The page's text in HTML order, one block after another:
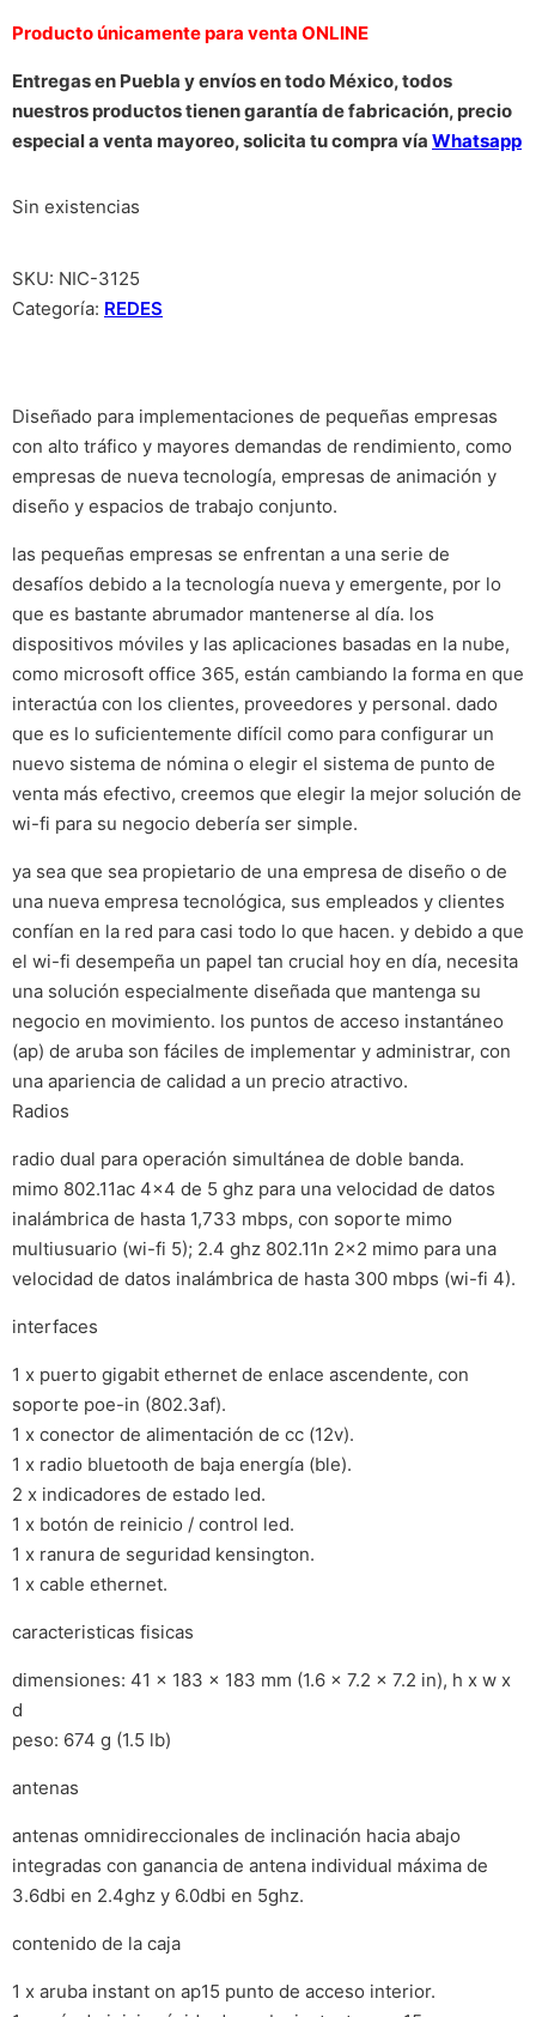
Producto únicamente para venta ONLINE
Entregas en Puebla y envíos en todo México, todos
nuestros productos tienen garantía de fabricación, precio
especial a venta mayoreo, solicita tu compra vía Whatsapp
Sin existencias
SKU: NIC-3125
Categoría: REDES
Diseñado para implementaciones de pequeñas empresas
con alto tráfico y mayores demandas de rendimiento, como
empresas de nueva tecnología, empresas de animación y
diseño y espacios de trabajo conjunto.
las pequeñas empresas se enfrentan a una serie de
desafíos debido a la tecnología nueva y emergente, por lo
que es bastante abrumador mantenerse al día. los
dispositivos móviles y las aplicaciones basadas en la nube,
como microsoft office 365, están cambiando la forma en que
interactúa con los clientes, proveedores y personal. dado
que es lo suficientemente difícil como para configurar un
nuevo sistema de nómina o elegir el sistema de punto de
venta más efectivo, creemos que elegir la mejor solución de
wi-fi para su negocio debería ser simple.
ya sea que sea propietario de una empresa de diseño o de
una nueva empresa tecnológica, sus empleados y clientes
confían en la red para casi todo lo que hacen. y debido a que
el wi-fi desempeña un papel tan crucial hoy en día, necesita
una solución especialmente diseñada que mantenga su
negocio en movimiento. los puntos de acceso instantáneo
(ap) de aruba son fáciles de implementar y administrar, con
una apariencia de calidad a un precio atractivo.
Radios
radio dual para operación simultánea de doble banda.
mimo 802.11ac 4×4 de 5 ghz para una velocidad de datos
inalámbrica de hasta 1,733 mbps, con soporte mimo
multiusuario (wi-fi 5); 2.4 ghz 802.11n 2×2 mimo para una
velocidad de datos inalámbrica de hasta 300 mbps (wi-fi 4).
interfaces
1 x puerto gigabit ethernet de enlace ascendente, con
soporte poe-in (802.3af).
1 x conector de alimentación de cc (12v).
1 x radio bluetooth de baja energía (ble).
2 x indicadores de estado led.
1 x botón de reinicio / control led.
1 x ranura de seguridad kensington.
1 x cable ethernet.
caracteristicas fisicas
dimensiones: 41 x 183 x 183 mm (1.6 x 7.2 x 7.2 in), h x w x
d
peso: 674 g (1.5 lb)
antenas
antenas omnidireccionales de inclinación hacia abajo
integradas con ganancia de antena individual máxima de
3.6dbi en 2.4ghz y 6.0dbi en 5ghz.
contenido de la caja
1 x aruba instant on ap15 punto de acceso interior.